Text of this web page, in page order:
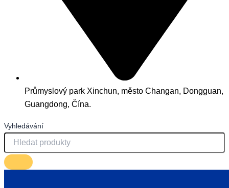
Průmyslový park Xinchun, město Changan, Dongguan,
Guangdong, Čína.
Vyhledávání